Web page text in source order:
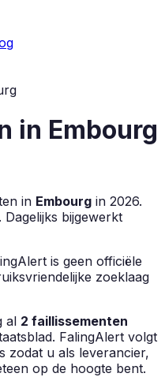
in Embourg
in Embourg in 2026.
. Dagelijks bijgewerkt
is geen officiële
zoeklaag
al 2 faillissementen
FalingAlert volgt
zodat u als leverancier,
op de hoogte bent.